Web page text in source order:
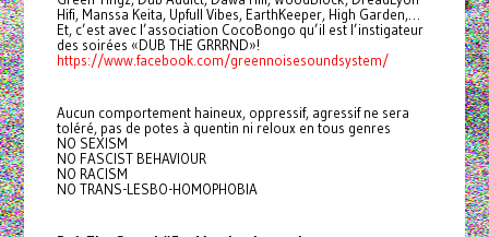
Hifi, Manssa Keita, Upfull Vibes, EarthKeeper, High Garden,…
Et, c’est avec l’association CocoBongo qu’il est l’instigateur
des soirées «DUB THE GRRRND»!
https://www.facebook.com/greennoisesoundsystem/
Aucun comportement haineux, oppressif, agressif ne sera
toléré, pas de potes à quentin ni reloux en tous genres
NO SEXISM
NO FASCIST BEHAVIOUR
NO RACISM
NO TRANS-LESBO-HOMOPHOBIA